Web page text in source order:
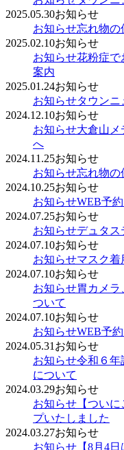
2025.05.30お知らせ
お知らせ忘れ物の
2025.02.10お知らせ
お知らせ花粉症
案内
2025.01.24お知らせ
お知らせタウンニ
2024.12.10お知らせ
お知らせ大倉山メ
へ
2024.11.25お知らせ
お知らせ忘れ物の
2024.10.25お知らせ
お知らせWEB予
2024.07.25お知らせ
お知らせデュタス
2024.07.10お知らせ
お知らせマスク着
2024.07.10お知らせ
お知らせ胃カメ
ついて
2024.07.10お知らせ
お知らせWEB予
2024.05.31 お知らせ
お知らせ令和６年
について
2024.03.29お知らせ
お知らせ 【つい
プいたしました
2024.03.27お知らせ
お知らせ 【8月4